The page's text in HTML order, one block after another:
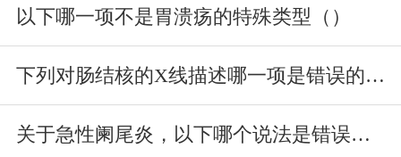
以下哪一项不是胃溃疡的特殊类型（）
下列对肠结核的X线描述哪一项是错误的（）
关于急性阑尾炎，以下哪个说法是错误的（）